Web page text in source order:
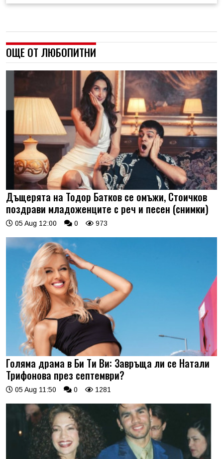
ОЩЕ ОТ ЛЮБОПИТНИ
Дъщерята на Тодор Батков се омъжи, Стоичков
поздрави младоженците с реч и песен (снимки)
05 Aug 12:00 0 973
Голяма драма в Би Ти Ви: Завръща ли се Натали
Трифонова през септември?
05 Aug 11:50 0 1281